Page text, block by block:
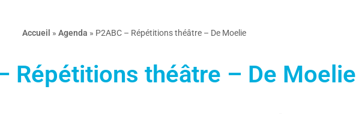
Accueil »Agenda » P2ABC – Répétitions théâtre – De Moelie
Répétitions théâtre – De Moelie